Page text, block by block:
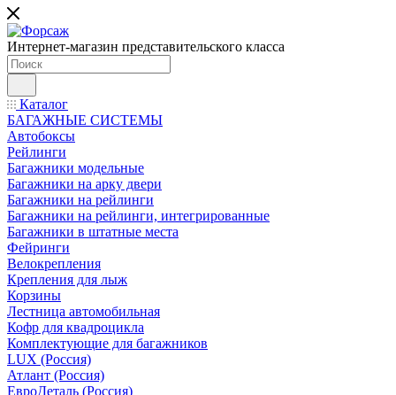
Интернет-магазин представительского класса
Каталог
БАГАЖНЫЕ СИСТЕМЫ
Автобоксы
Рейлинги
Багажники модельные
Багажники на арку двери
Багажники на рейлинги
Багажники на рейлинги, интегрированные
Багажники в штатные места
Фейринги
Велокрепления
Крепления для лыж
Корзины
Лестница автомобильная
Кофр для квадроцикла
Комплектующие для багажников
LUX (Россия)
Атлант (Россия)
ЕвроДеталь (Россия)